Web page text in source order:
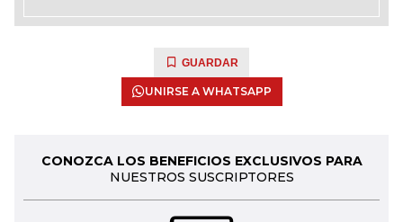
GUARDAR
UNIRSE A WHATSAPP
CONOZCA LOS BENEFICIOS EXCLUSIVOS PARA
NUESTROS SUSCRIPTORES